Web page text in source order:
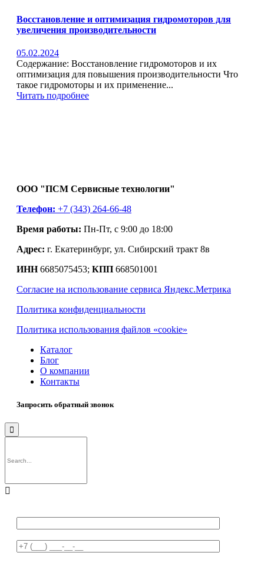
Восстановление и оптимизация гидромоторов для
увеличения производительности
05.02.2024
Содержание: Восстановление гидромоторов и их
оптимизация для повышения производительности Что
такое гидромоторы и их применение...
Читать подробнее
ООО "ПСМ Сервисные технологии"
Телефон: +7 (343) 264-66-48
Время работы: Пн-Пт, с 9:00 до 18:00
Адрес: г. Екатеринбург, ул. Сибирский тракт 8в
ИНН6685075453; КПП 668501001
Согласие на использование сервиса Яндекс.Метрика
Политика конфиденциальности
Политика использования файлов «cookie»
Каталог
Блог
О компании
Контакты
Запросить обратный звонок

